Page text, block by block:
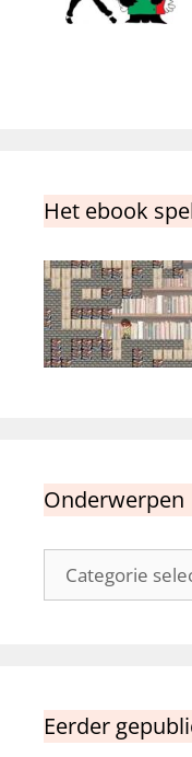
Het ebook
Onderwerpen
Onderwerpen
Eerder